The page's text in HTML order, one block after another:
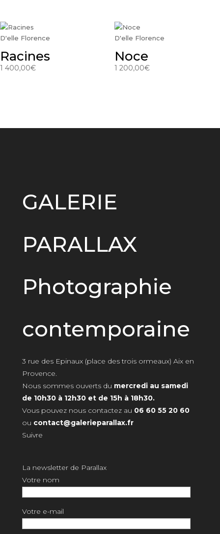
D'elle Florence
Racines
1 400,00€
D'elle Florence
Noce
1 200,00€
GALERIE
PARALLAX
Photographie
contemporaine
3 rue des Epinaux (place des trois ormeaux) Aix en
Provence.
Nous sommes ouverts du mercredi au samedi
de 10h30 à 12h30 et de 15h à 18h30.
Vous pouvez nous contactez au 06 60 55 20 60
ou contact@galerieparallax.fr
Suivre
La newsletter de Parallax
Votre nom
Votre e-mail